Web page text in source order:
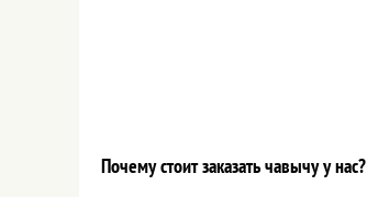
Почему стоит заказать чавычу у нас?